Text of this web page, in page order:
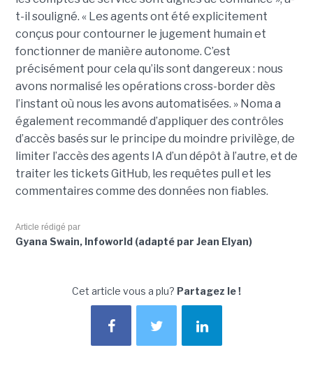
t-il souligné. « Les agents ont été explicitement
conçus pour contourner le jugement humain et
fonctionner de manière autonome. C’est
précisément pour cela qu’ils sont dangereux : nous
avons normalisé les opérations cross-border dès
l’instant où nous les avons automatisées. » Noma a
également recommandé d’appliquer des contrôles
d’accès basés sur le principe du moindre privilège, de
limiter l’accès des agents IA d’un dépôt à l’autre, et de
traiter les tickets GitHub, les requêtes pull et les
commentaires comme des données non fiables.
Article rédigé par
Gyana Swain, Infoworld (adapté par Jean Elyan)
Cet article vous a plu? Partagez le !